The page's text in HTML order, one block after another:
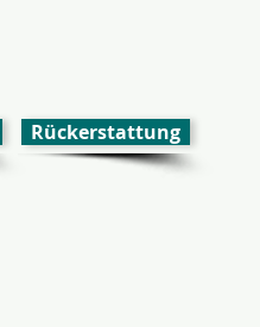
Rückerstattung